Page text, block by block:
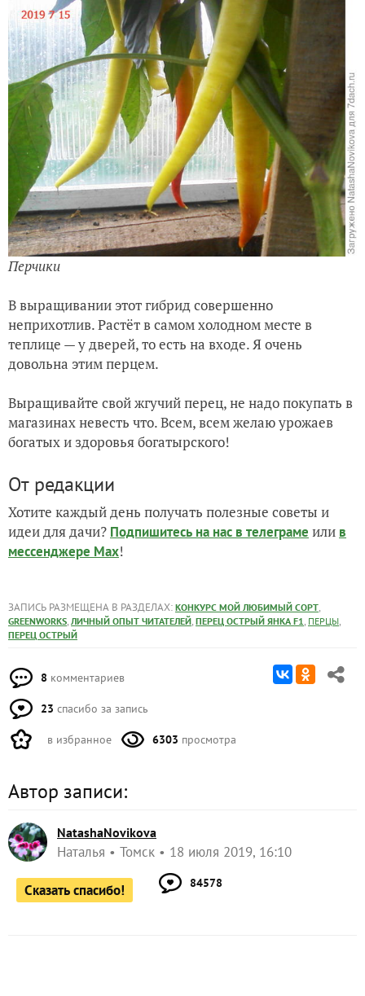
Перчики
В выращивании этот гибрид совершенно
неприхотлив. Растёт в самом холодном месте в
теплице — у дверей, то есть на входе.Я очень
довольна этим перцем.
Выращивайте свой жгучий перец, не надо покупать в
магазинах невесть что. Всем, всем желаю урожаев
богатых и здоровья богатырского!
От редакции
Хотите каждый день получать полезные советы и
идеи для дачи? Подпишитесь на нас в телеграме или в
мессенджере Max!
ЗАПИСЬ РАЗМЕЩЕНА В РАЗДЕЛАХ: КОНКУРС МОЙ ЛЮБИМЫЙ СОРТ,
GREENWORKS, ЛИЧНЫЙ ОПЫТ ЧИТАТЕЛЕЙ, ПЕРЕЦ ОСТРЫЙ ЯНКА F1, ПЕРЦЫ,
ПЕРЕЦ ОСТРЫЙ
8 комментариев
23 спасибо за запись
в избранное 6303 просмотра
Автор записи:
NatashaNovikova
Наталья Томск 18 июля 2019, 16:10
Сказать спасибо! 84578